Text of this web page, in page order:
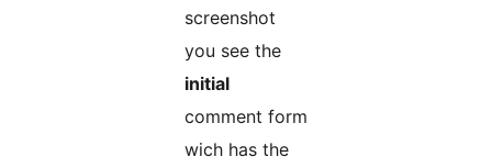
screenshot
you see the
initial
comment form
wich has the